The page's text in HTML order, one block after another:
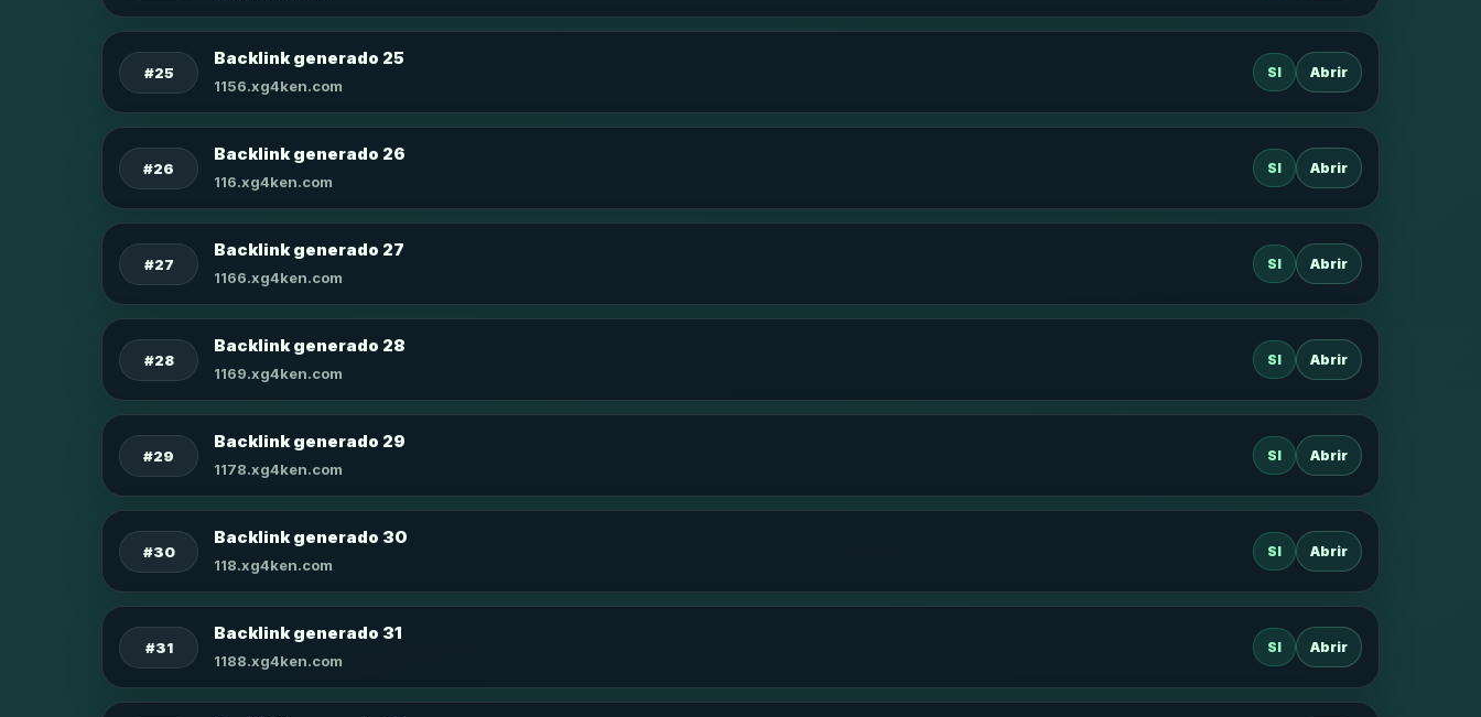
#25
Backlink generado 25
1156.xg4ken.com
SI Abrir
#26
Backlink generado 26
116.xg4ken.com
SI Abrir
#27
Backlink generado 27
1166.xg4ken.com
SI Abrir
#28
Backlink generado 28
1169.xg4ken.com
SI Abrir
#29
Backlink generado 29
1178.xg4ken.com
SI Abrir
#30
Backlink generado 30
118.xg4ken.com
SI Abrir
#31
Backlink generado 31
1188.xg4ken.com
SI Abrir